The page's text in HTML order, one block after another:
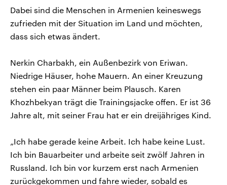
Dabei sind die Menschen in Armenien keineswegs
zufrieden mit der Situation im Land und möchten,
dass sich etwas ändert.
Nerkin Charbakh, ein Außenbezirk von Eriwan.
Niedrige Häuser, hohe Mauern. An einer Kreuzung
stehen ein paar Männer beim Plausch. Karen
Khozhbekyan trägt die Trainingsjacke offen. Er ist 36
Jahre alt, mit seiner Frau hat er ein dreijähriges Kind.
„Ich habe gerade keine Arbeit. Ich habe keine Lust.
Ich bin Bauarbeiter und arbeite seit zwölf Jahren in
Russland. Ich bin vor kurzem erst nach Armenien
zurückgekommen und fahre wieder, sobald es